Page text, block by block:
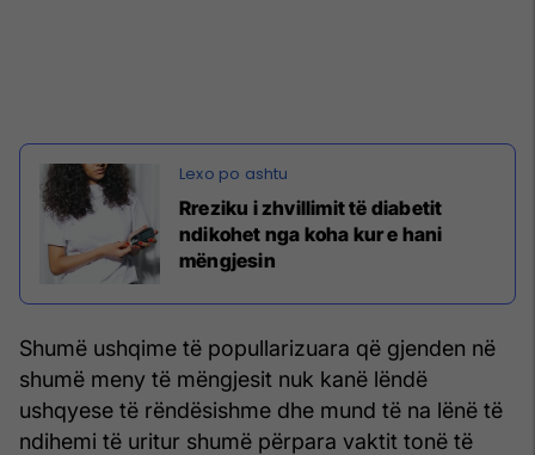
Rreziku i zhvillimit të diabetit
ndikohet nga koha kur e hani
mëngjesin
Shumë ushqime të popullarizuara që gjenden në
shumë meny të mëngjesit nuk kanë lëndë
ushqyese të rëndësishme dhe mund të na lënë të
ndihemi të uritur shumë përpara vaktit tonë të